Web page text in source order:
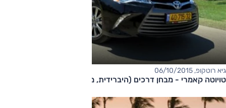
גיא רוטקופ, 06/10/2015
טויוטה קאמרי - מבחן דרכים (היברידית, מתיחת פנים)